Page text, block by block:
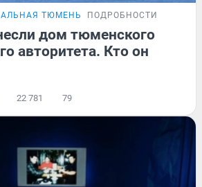
ТЮМЕНЬ ПОДРОБНОСТИ
дом тюменского
авторитета. Кто он
22 781 79